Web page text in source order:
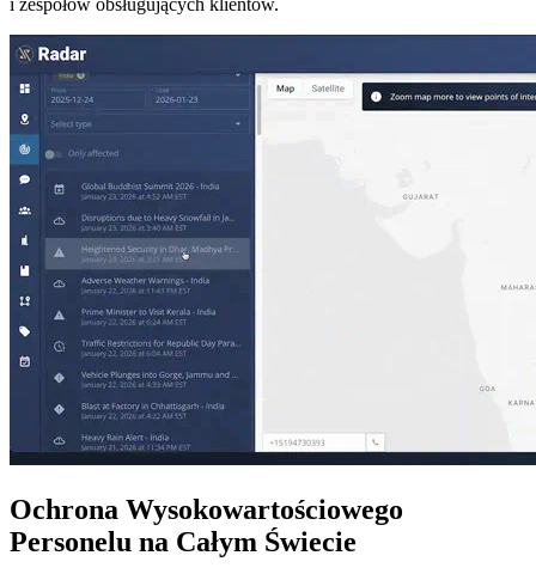
Ochrona Wysokowartościowego
Personelu na Całym Świecie